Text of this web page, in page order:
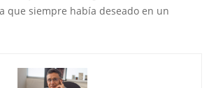
que siempre había deseado en un